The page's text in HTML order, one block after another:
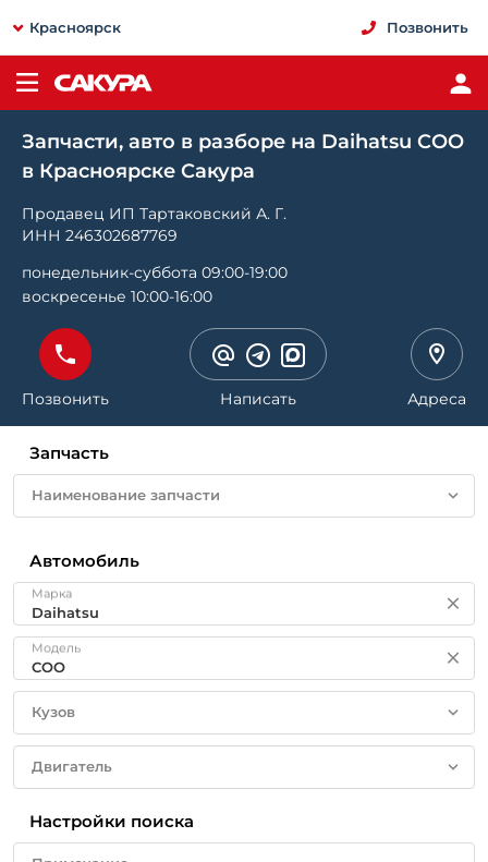
Красноярск Позвонить
Запчасти, авто в разборе на Daihatsu COO
в Красноярске Сакура
Продавец ИП Тартаковский А. Г.
ИНН 246302687769
понедельник-суббота 09:00-19:00
воскресенье 10:00-16:00
Позвонить Написать Адреса
Запчасть
Наименование запчасти
Автомобиль
Марка
Модель
Кузов
Двигатель
Настройки поиска